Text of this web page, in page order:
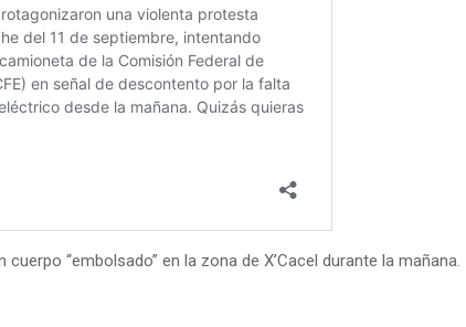
“embolsado” en la zona de X’Cacel durante la mañana.